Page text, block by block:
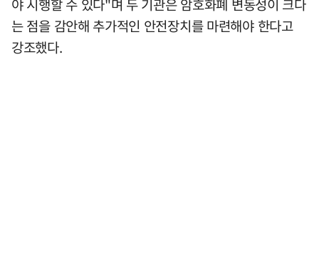
야 시행할 수 있다"며 두 기관은 암호화폐 변동성이 크다
는 점을 감안해 추가적인 안전장치를 마련해야 한다고
강조했다.